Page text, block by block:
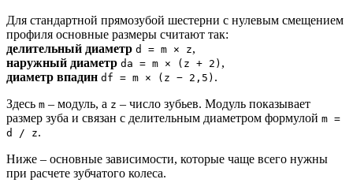
Для стандартной прямозубой шестерни с нулевым смещением
профиля основные размеры считают так:
делительный диаметр d = m × z,
наружный диаметр da = m × (z + 2) ,
диаметр впадин df = m × (z − 2,5) .
Здесь m – модуль, а z – число зубьев. Модуль показывает
размер зуба и связан с делительным диаметром формулой m =
d / z.
Ниже – основные зависимости, которые чаще всего нужны
при расчете зубчатого колеса.